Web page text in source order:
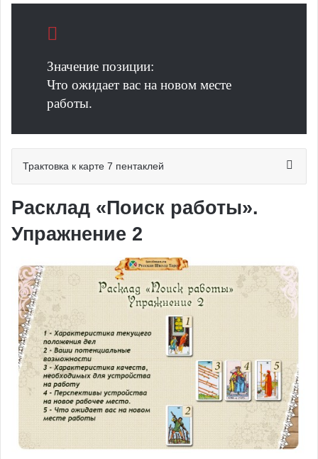
Значение позиции:
Что ожидает вас на новом месте
работы.
Трактовка к карте 7 пентаклей
Расклад «Поиск работы».
Упражнение 2